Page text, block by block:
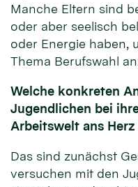
Manche Eltern sind
oder aber seelisch
oder Energie haben,
Thema Berufswahl
Welche konkreten
Jugendlichen bei
Arbeitswelt ans
Das sind zunächst
versuchen mit den